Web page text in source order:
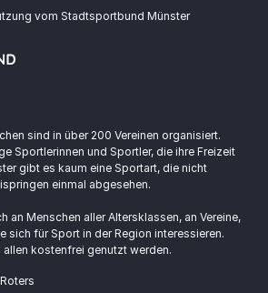
vom Stadtsportbund Münster
sind in über 200 Vereinen organisiert.
Sportlerinnen und Sportler, die ihre Freizeit
gibt es kaum eine Sportart, die nicht
einmal abgesehen.
an Menschen aller Altersklassen, an Vereine,
sich für Sport in der Region interessieren.
kostenfrei genutzt werden.